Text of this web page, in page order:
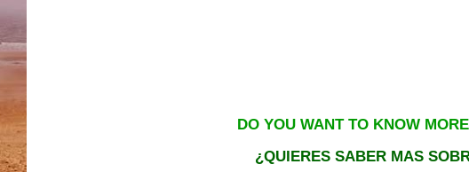
DO YOU WANT TO KNOW
¿QUIERES SABER MAS